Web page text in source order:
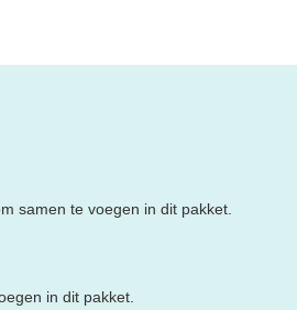
samen te voegen in dit pakket.
in dit pakket.